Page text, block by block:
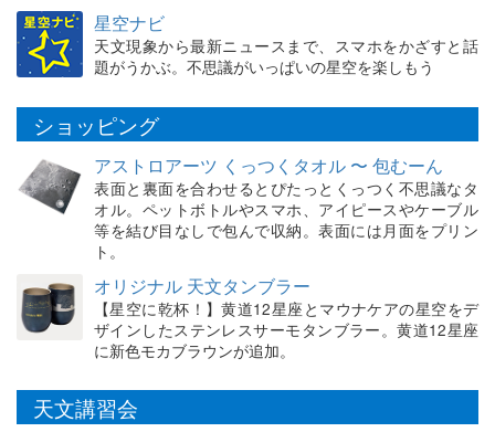
星空ナビ
天文現象から最新ニュースまで、スマホをかざすと話
題がうかぶ。不思議がいっぱいの星空を楽しもう
ショッピング
アストロアーツ くっつくタオル 〜 包むーん
表面と裏面を合わせるとぴたっとくっつく不思議なタ
オル。ペットボトルやスマホ、アイピースやケーブル
等を結び目なしで包んで収納。表面には月面をプリン
ト。
オリジナル 天文タンブラー
【星空に乾杯！】黄道12星座とマウナケアの星空をデ
ザインしたステンレスサーモタンブラー。黄道12星座
に新色モカブラウンが追加。
天文講習会